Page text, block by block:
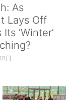
As
Lays Off
‘Winter’
日